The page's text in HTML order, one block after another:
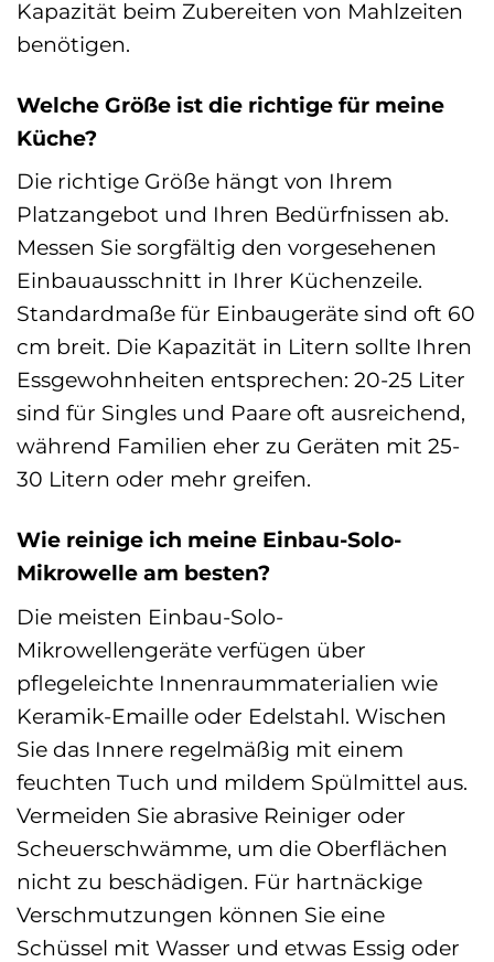
Kapazität beim Zubereiten von Mahlzeiten
benötigen.
Welche Größe ist die richtige für meine
Küche?
Die richtige Größe hängt von Ihrem
Platzangebot und Ihren Bedürfnissen ab.
Messen Sie sorgfältig den vorgesehenen
Einbauausschnitt in Ihrer Küchenzeile.
Standardmaße für Einbaugeräte sind oft 60
cm breit. Die Kapazität in Litern sollte Ihren
Essgewohnheiten entsprechen: 20-25 Liter
sind für Singles und Paare oft ausreichend,
während Familien eher zu Geräten mit 25-
30 Litern oder mehr greifen.
Wie reinige ich meine Einbau-Solo-
Mikrowelle am besten?
Die meisten Einbau-Solo-
Mikrowellengeräte verfügen über
pflegeleichte Innenraummaterialien wie
Keramik-Emaille oder Edelstahl. Wischen
Sie das Innere regelmäßig mit einem
feuchten Tuch und mildem Spülmittel aus.
Vermeiden Sie abrasive Reiniger oder
Scheuerschwämme, um die Oberflächen
nicht zu beschädigen. Für hartnäckige
Verschmutzungen können Sie eine
Schüssel mit Wasser und etwas Essig oder